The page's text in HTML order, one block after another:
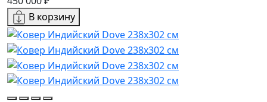
В корзину